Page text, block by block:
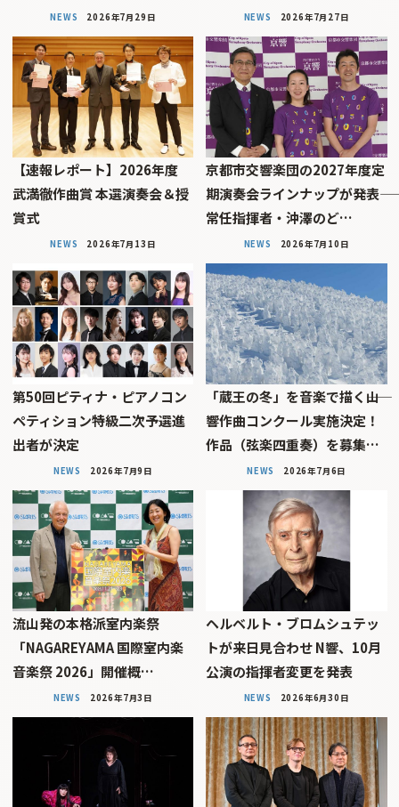
NEWS 2026年7月29日 NEWS 2026年7月27日
【速報レポート】2026年度
武満徹作曲賞 本選演奏会＆授
賞式
NEWS 2026年7月13日
京都市交響楽団の2027年度定
期演奏会ラインナップが発表――
常任指揮者・沖澤のど…
NEWS 2026年7月10日
第50回ピティナ・ピアノコン
ペティション特級二次予選進
出者が決定
NEWS 2026年7月9日
「蔵王の冬」を音楽で描く――山
響作曲コンクール実施決定！
作品（弦楽四重奏）を募集…
NEWS 2026年7月6日
流山発の本格派室内楽祭
「NAGAREYAMA 国際室内楽
音楽祭 2026」開催概…
NEWS 2026年7月3日
ヘルベルト・ブロムシュテッ
トが来日見合わせ N響、10月
公演の指揮者変更を発表
NEWS 2026年6月30日